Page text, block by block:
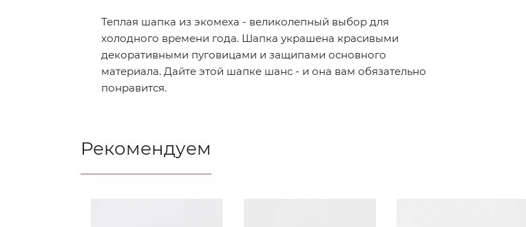
Теплая шапка из экомеха - великолепный выбор для
холодного времени года. Шапка украшена красивыми
декоративными пуговицами и защипами основного
материала. Дайте этой шапке шанс - и она вам обязательно
понравится.
Рекомендуем